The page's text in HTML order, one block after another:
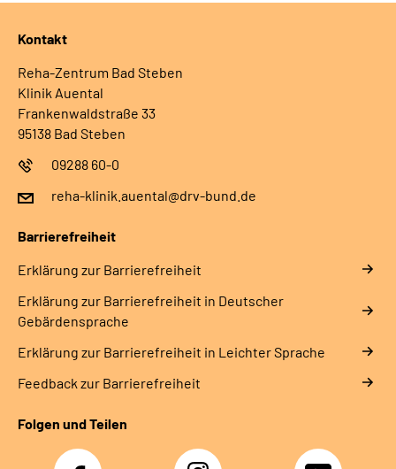
Gebärdensprache
Kontakt
Reha-Zentrum Bad Steben
Klinik Auental
Frankenwaldstraße 33
95138 Bad Steben
09288 60-0
reha-klinik.auental@drv-bund.de
Barrierefreiheit
Erklärung zur Barrierefreiheit
Erklärung zur Barrierefreiheit in Deutscher
Gebärdensprache
Erklärung zur Barrierefreiheit in Leichter Sprache
Feedback zur Barrierefreiheit
Folgen und Teilen
Facebook Instagram YouTube